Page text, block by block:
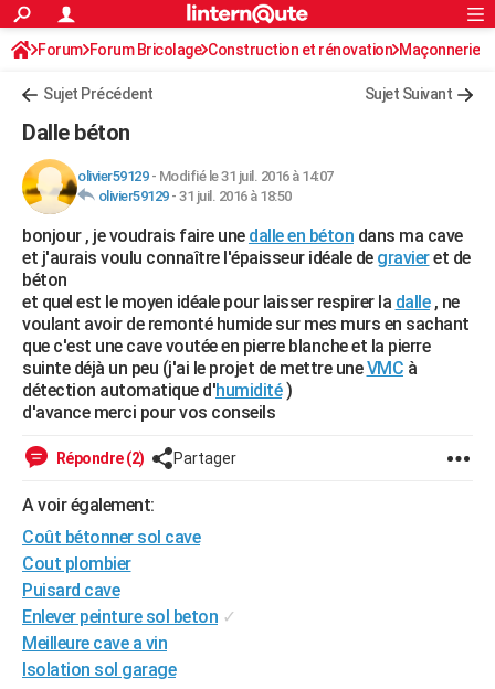
ACTUALITÉS
Politique
Société
Faits Divers
Education
Monde
Villes
+
FINANCE
Retraite
Impôts
Epargne
Immobilier
Risques naturels par ville
Banque
Assurance
Crédit
AUTO
Essais
Réserver un essai
Citadines
Berlines
SUV
Forum auto
+HIGH-TECH
Mobiles
Meilleur smartphone
Internet
Ordinateurs
Jeux vidéo
Guide high-tech
+BRICOLAGE
Forum
Aménagement intérieur
Extérieur
Cuisine
Salle de bains
Jardinage
Rangement
WEEK-END
Guides de France
Escapades
Patrimoine
Expositions
Musées
Week-end nature
LIFESTYLE
Alimentation
Guide de la santé
Maladies
Médicaments
Sommeil
Destinations
City break
Voyage nature
Voyage de noces
Forum
Climat
+
GUIDES D'ACHAT
BONS PLANS
CARTE DE VOEUX
Rechercher
S'inscrire
Connexion
Forum Forum Bricolage Construction et rénovation Maçonnerie
Sujet Précédent Sujet Suivant
Dalle béton
olivier59129- Modifié le 31 juil. 2016 à 14:07
olivier59129- 31 juil. 2016 à 18:50
bonjour , je voudrais faire une dalle en béton dans ma cave
et j'aurais voulu connaître l'épaisseur idéale de gravieret de
béton
et quel est le moyen idéale pour laisser respirer la dalle, ne
voulant avoir de remonté humide sur mes murs en sachant
que c'est une cave voutée en pierre blanche et la pierre
suinte déjà un peu (j'ai le projet de mettre uneVMC à
détection automatique d'humidité)
d'avance merci pour vos conseils
Répondre (2) Partager
A voir également:
Coût bétonner sol cave
Cout plombier
Puisard cave
Enlever peinture sol beton ✓
Meilleure cave a vin
Isolation sol garage